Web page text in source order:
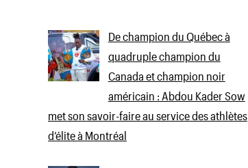
De champion du Québec à
quadruple champion du
Canada et champion noir
américain : Abdou Kader Sow
met son savoir-faire au service des athlètes
d’élite à Montréal